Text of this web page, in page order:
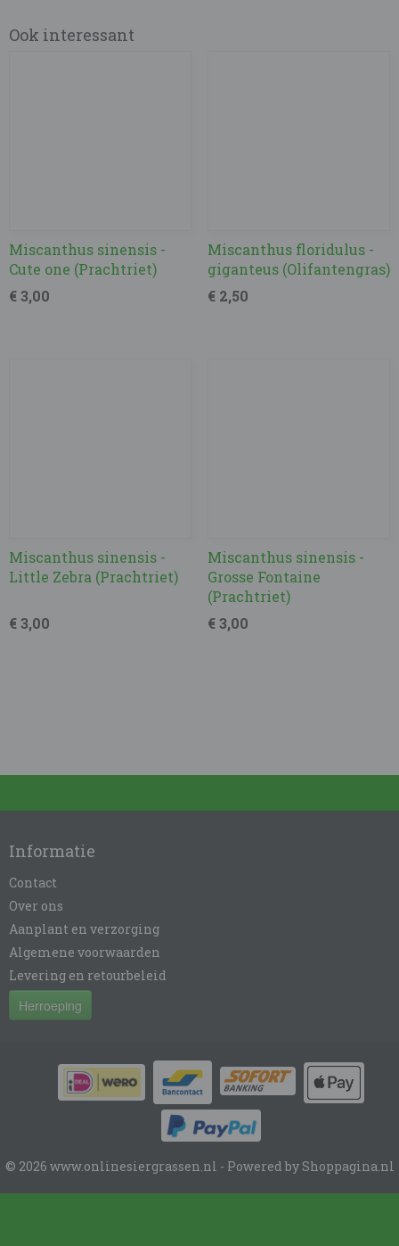
Ook interessant
Miscanthus sinensis -
Cute one (Prachtriet)
€ 3,00
Miscanthus floridulus -
giganteus (Olifantengras)
€ 2,50
Miscanthus sinensis -
Little Zebra (Prachtriet)
€ 3,00
Miscanthus sinensis -
Grosse Fontaine
(Prachtriet)
€ 3,00
Informatie
Contact
Over ons
Aanplant en verzorging
Algemene voorwaarden
Levering en retourbeleid
Herroeping
© 2026 www.onlinesiergrassen.nl - Powered by Shoppagina.nl